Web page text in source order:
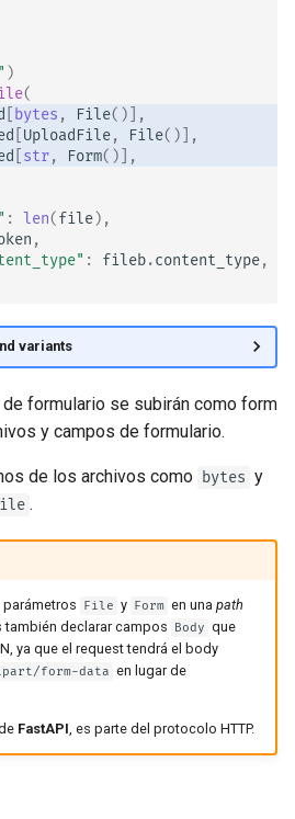
)
(
bytes , File()],
UploadFile, File()],
str, Form()],
: len(file),
,
: fileb.content_type,
variants
formulario se subirán como form
y campos de formulario.
de los archivos como bytes y
.
File y Form en unapath
también declarar campos Body que
ya que el request tendrá el body
form-data en lugar de
FastAPI, es parte del protocolo HTTP.